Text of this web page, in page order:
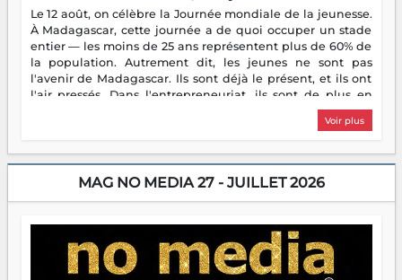
Le 12 août, on célèbre la Journée mondiale de la jeunesse.
À Madagascar, cette journée a de quoi occuper un stade
entier — les moins de 25 ans représentent plus de 60% de
la population. Autrement dit, les jeunes ne sont pas
l'avenir de Madagascar. Ils sont déjà le présent, et ils ont
l'air pressés. Dans l'entrepreneuriat, ils sont de plus en
plus nombreux à se lancer, à créer, à risquer — souvent
sans filet, souvent sans aide, mais toujours avec cette
encore meilleures. Aina Rasamoelina vient de décrocher le
Prix RFI Instrumental Afrique. Miangaly Elia rafle le Prix
jeunes qui tiennent la torche. Alors oui, on pourrait
s'arrêter là, applaudir et rentrer chez soi satisfait. Mais ce
serait passer à côté d'une chose essentielle. La fougue, ça
brûle fort — et parfois, ça brûle vite. Une flamme sans
Voir plus
MAG NO MEDIA 27 - JUILLET 2026